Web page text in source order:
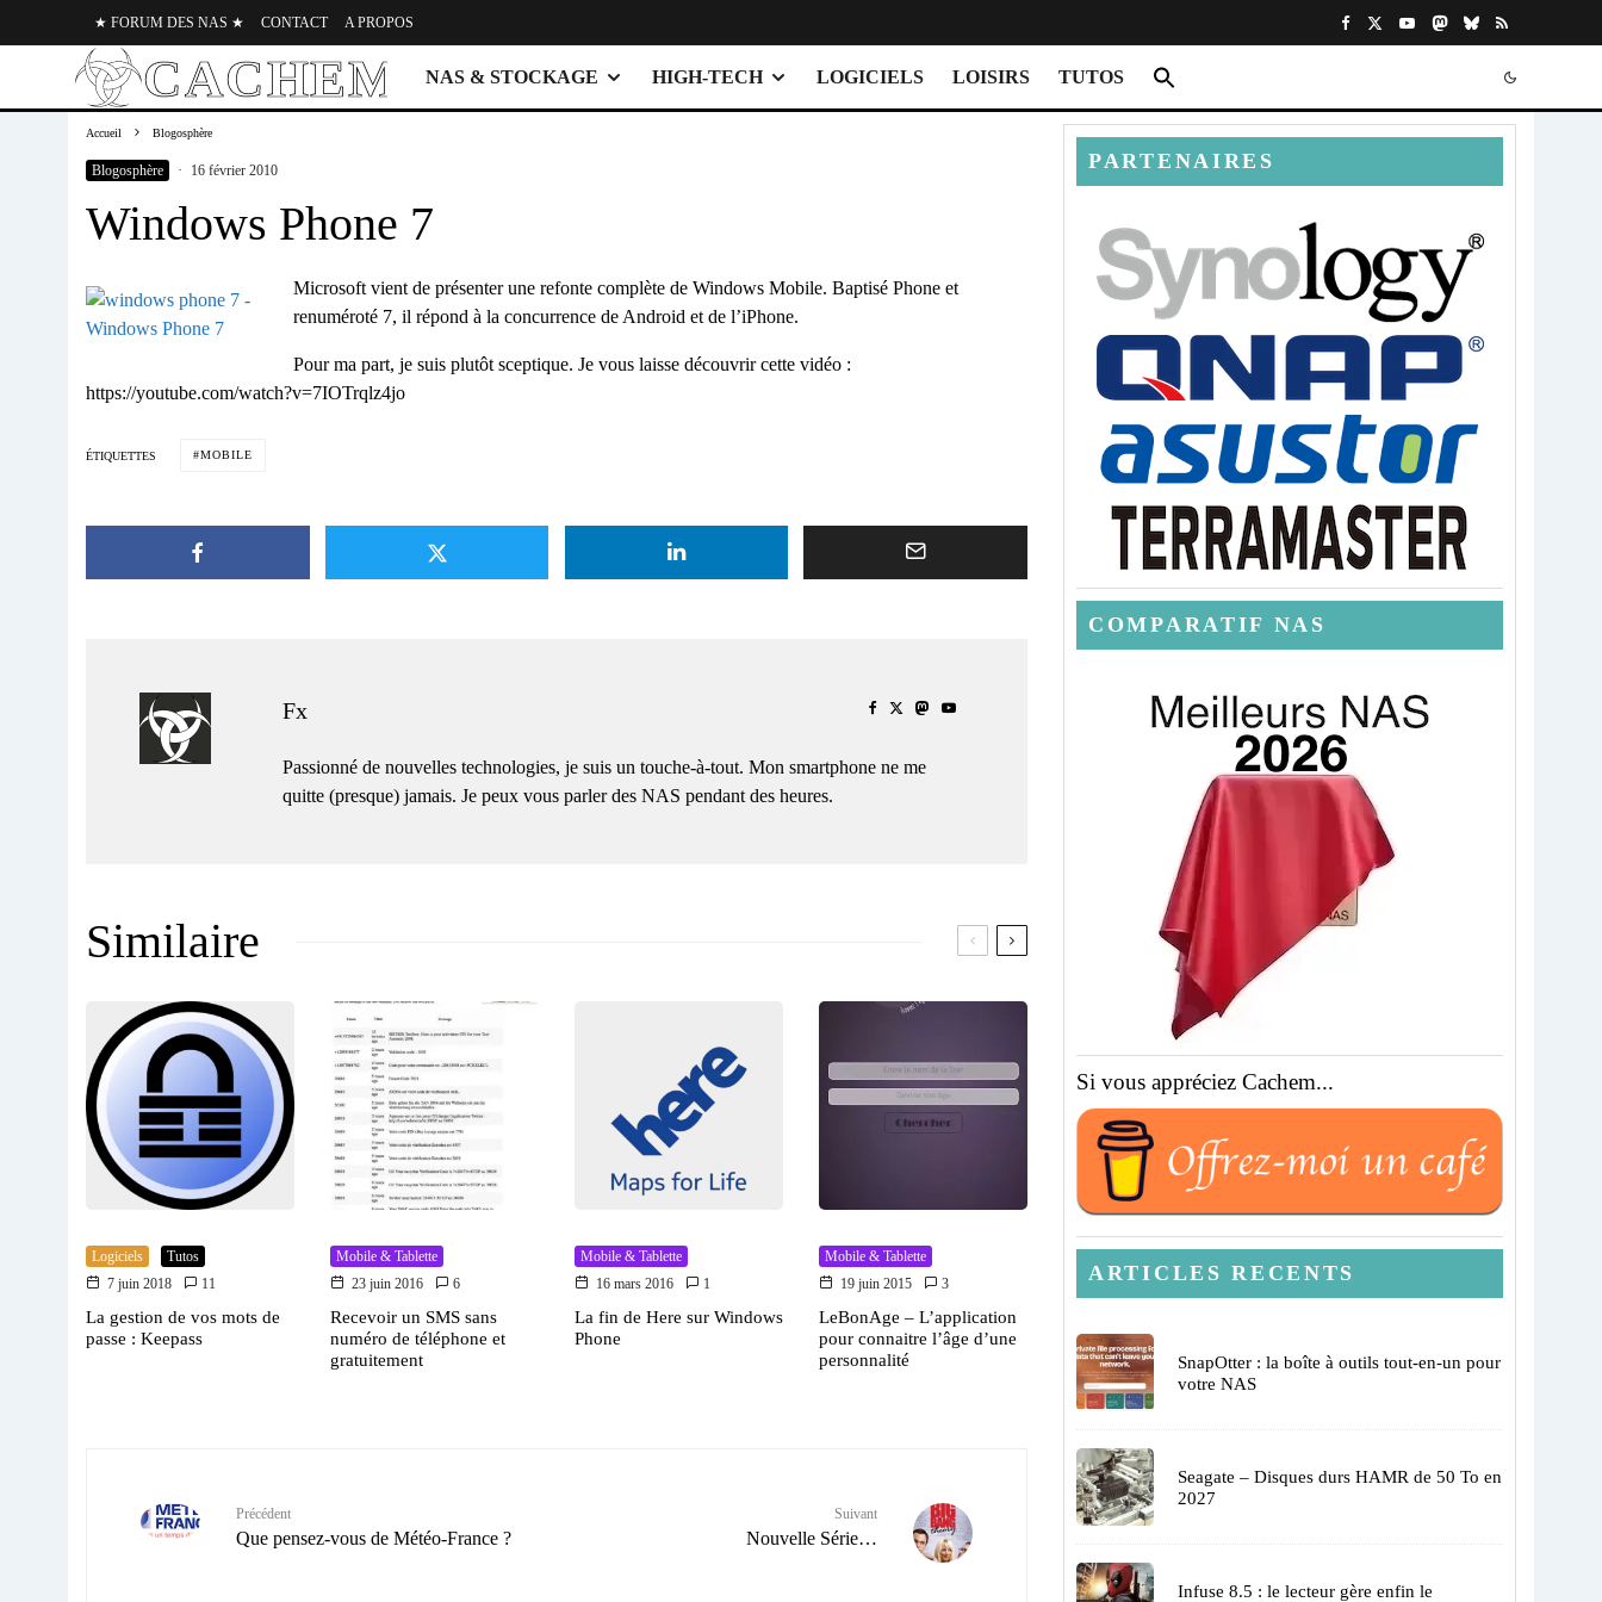
★ FORUM DES NAS ★ CONTACT A PROPOS
NAS & STOCKAGE HIGH-TECH LOGICIELS LOISIRS TUTOS
Accueil Blogosphère
Blogosphère · 16 février 2010
Windows Phone 7
Microsoft vient de présenter une refonte complète de Windows Mobile. Baptisé Phone et
renuméroté 7, il répond à la concurrence de Android et de l’iPhone.
Pour ma part, je suis plutôt sceptique. Je vous laisse découvrir cette vidéo :
https://youtube.com/watch?v=7IOTrqlz4jo
ÉTIQUETTES MOBILE
Fx
Passionné de nouvelles technologies, je suis un touche-à-tout. Mon smartphone ne me
quitte (presque) jamais. Je peux vous parler des NAS pendant des heures.
Similaire
Logiciels
Tutos
7 juin 2018
11
La gestion de vos mots de
passe : Keepass
Mobile & Tablette
23 juin 2016
6
Recevoir un SMS sans
numéro de téléphone et
gratuitement
Mobile & Tablette
16 mars 2016
1
La fin de Here sur Windows
Phone
Mobile & Tablette
19 juin 2015
3
LeBonAge – L’application
pour connaitre l’âge d’une
personnalité
Précédent
Que pensez-vous de Météo-France ?
Suivant
Nouvelle Série…
PARTENAIRES
COMPARATIF NAS
Si vous appréciez Cachem...
ARTICLES RECENTS
SnapOtter : la boîte à outils tout-en-un pour
votre NAS
Seagate – Disques durs HAMR de 50 To en
2027
Infuse 8.5 : le lecteur gère enfin le